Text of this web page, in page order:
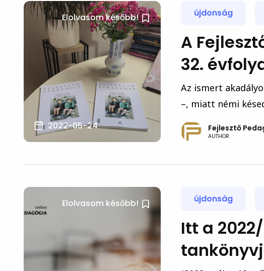
Elolvasom később!
2022-05-24
újdonság
A
32.
Az ismert
–, miatt némi
Fejlesztő
AUTHOR
Elolvasom később! újdonság
Itt a